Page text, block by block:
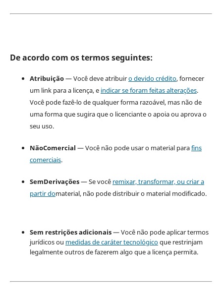
De acordo com os termos seguintes:
Atribuição— Você deve atribuiro devido crédito, fornecer
um link para a licença, e indicar se foram feitas alterações.
Você pode fazê-lo de qualquer forma razoável, mas não de
uma forma que sugira que o licenciante o apoia ou aprova o
seu uso.
NãoComercial — Você não pode usar o material parafins
comerciais.
SemDerivações— Se você remixar, transformar, ou criar a
partir domaterial, não pode distribuir o material modificado.
Sem restrições adicionais— Você não pode aplicar termos
jurídicos ou medidas de caráter tecnológicoque restrinjam
legalmente outros de fazerem algo que a licença permita.